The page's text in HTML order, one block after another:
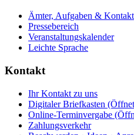
Ämter, Aufgaben & Kontakt
Pressebereich
Veranstaltungskalender
Leichte Sprache
Kontakt
Ihr Kontakt zu uns
Digitaler Briefkasten
Online-Terminvergabe
Zahlungsverkehr